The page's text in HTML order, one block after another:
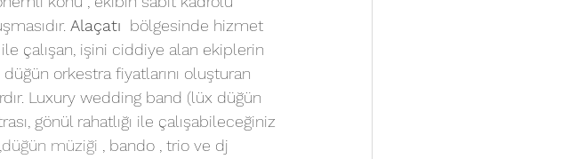
Alaçatı bölgesinde hizmet
çalışan, işini ciddiye alan ekiplerin
orkestra fiyatlarını oluşturan
Luxury wedding band (lüx düğün
gönül rahatlığı ile çalışabileceğiniz
,düğün müziği , bando , trio ve dj